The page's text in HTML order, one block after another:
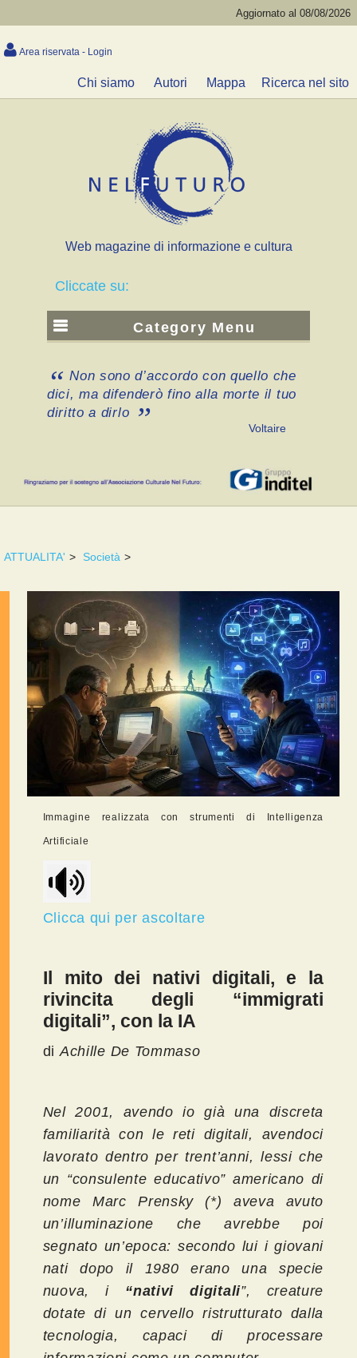
Aggiornato al 08/08/2026
Area riservata - Login
Chi siamo Autori Mappa Ricerca nel sito
Web magazine di informazione e cultura
Cliccate su:
Category Menu
Non sono d’accordo con quello che
dici, ma difenderò fino alla morte il tuo
diritto a dirlo
Voltaire
ATTUALITA' > Società >
Immagine realizzata con strumenti di Intelligenza
Artificiale
Clicca qui per ascoltare
Il mito dei nativi digitali, e la
rivincita degli “immigrati
digitali”, con la IA
di Achille De Tommaso
Nel 2001, avendo io già una discreta
familiarità con le reti digitali, avendoci
lavorato dentro per trent’anni, lessi che
un “consulente educativo” americano di
nome Marc Prensky (*) aveva avuto
un’illuminazione che avrebbe poi
segnato un’epoca: secondo lui i giovani
nati dopo il 1980 erano una specie
nuova, i “nativi digitali”, creature
dotate di un cervello ristrutturato dalla
tecnologia, capaci di processare